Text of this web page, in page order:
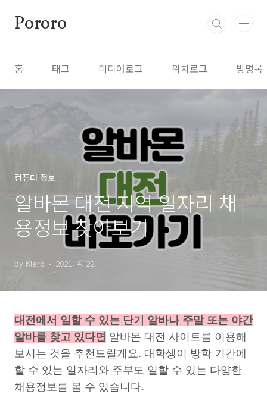
Pororo
홈 태그 미디어로그 위치로그 방명록
컴퓨터 정보
알바몬 대전 지역 일자리 채
용정보 찾아보기
by Klero 2021. 4. 22.
대전에서 일할 수 있는 단기 알바나 주말 또는 야간
알바를 찾고 있다면 알바몬 대전 사이트를 이용해
보시는 것을 추천드릴게요. 대학생이 방학 기간에
할 수 있는 일자리와 주부도 일할 수 있는 다양한
채용정보를 볼 수 있습니다.